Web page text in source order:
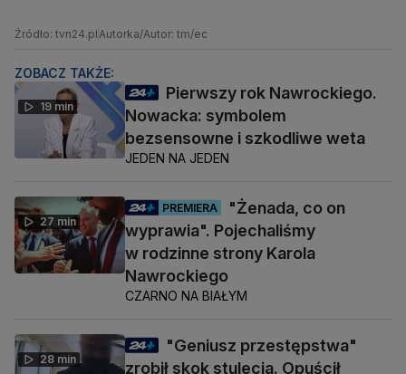
Źródło: tvn24.plAutorka/Autor: tm/ec
ZOBACZ TAKŻE:
19 min
Pierwszy rok Nawrockiego.
Nowacka: symbolem
bezsensowne i szkodliwe weta
JEDEN NA JEDEN
27 min
PREMIERA
"Żenada, co on
wyprawia". Pojechaliśmy
w rodzinne strony Karola
Nawrockiego
CZARNO NA BIAŁYM
28 min
"Geniusz przestępstwa"
zrobił skok stulecia. Opuścił